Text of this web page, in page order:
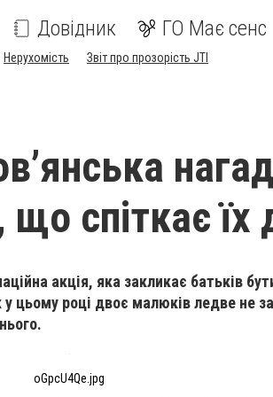
Довідник ГО Має сенс
Нерухомість Звіт про прозорість JTI
спіткає їх
акція, яка закликає батьків
у цьому році двоє малюків ледве не
oGpcU4Qe.jpg